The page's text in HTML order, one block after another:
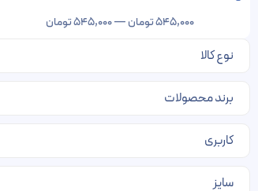
545,000تومان—
545,000تومان